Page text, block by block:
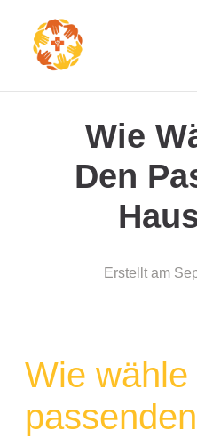
Wie
Den
Erstellt am
Wie wähle